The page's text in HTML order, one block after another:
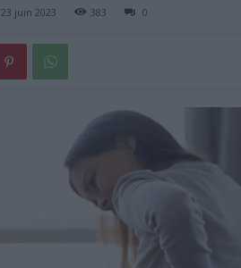
23 juin 2023 383 0